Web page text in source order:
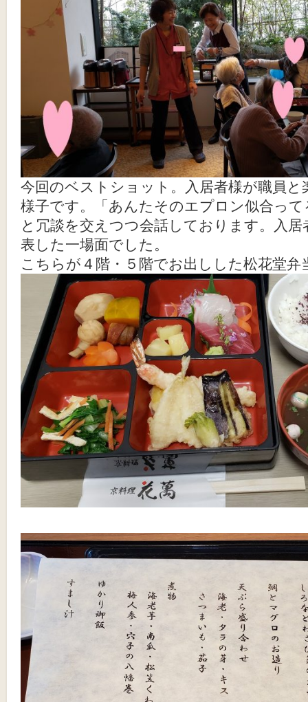
今回のベストショット。入居者様が職員
様子です。「あんたそのエプロン似合っ
と冗談を交えつつ会話しております。入
表した一場面でした。
こちらが４階・５階でお出しした松花堂弁